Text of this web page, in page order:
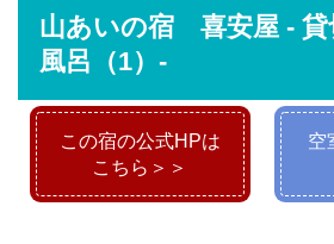
山あいの宿 喜安屋 - 貸
風呂（1）-
この宿の公式HPは
こちら＞＞
空